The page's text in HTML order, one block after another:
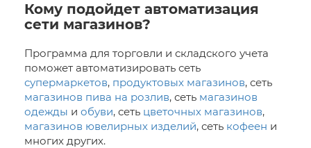
Кому подойдет автоматизация
сети магазинов?
Программа для торговли и складского учета
поможет автоматизировать сеть
супермаркетов, продуктовых магазинов, сеть
магазинов пива на розлив, сеть магазинов
одежды и обуви, сеть цветочных магазинов,
магазинов ювелирных изделий, сеть кофеен и
многих других.